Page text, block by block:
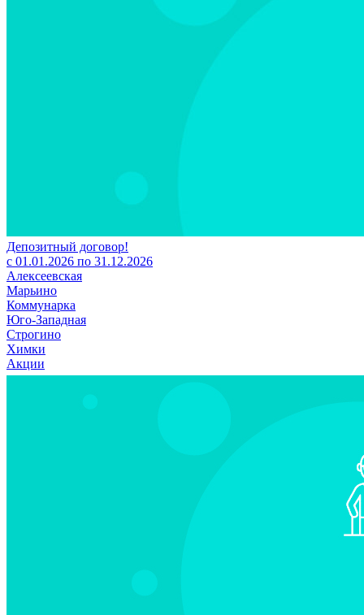
Депозитный договор!
с 01.01.2026 по 31.12.2026
Алексеевская
Марьино
Коммунарка
Юго-Западная
Строгино
Химки
Акции